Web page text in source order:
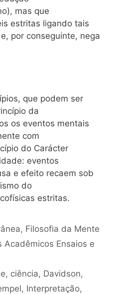
mas que
estritas ligando tais
por conseguinte, nega
que podem ser
da
os eventos mentais
com
do Carácter
eventos
e efeito recaem sob
do
estritas.
, Filosofia da Mente
Acadêmicos Ensaios e
, ciência, Davidson,
, Interpretação,